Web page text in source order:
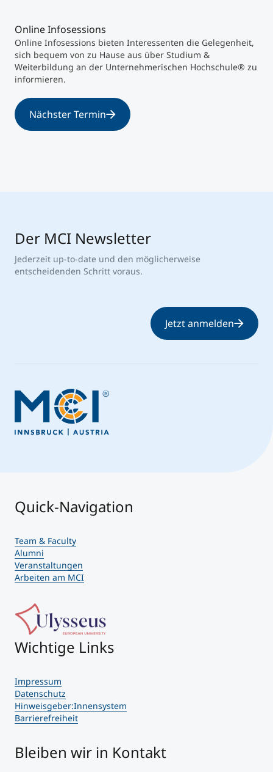
Online Infosessions
Online Infosessions bieten Interessenten die Gelegenheit,
sich bequem von zu Hause aus über Studium &
Weiterbildung an der Unternehmerischen Hochschule® zu
informieren.
Nächster Termin
Der MCI Newsletter
Jederzeit up-to-date und den möglicherweise
entscheidenden Schritt voraus.
Jetzt anmelden
Quick-Navigation
Team & Faculty
Alumni
Veranstaltungen
Arbeiten am MCI
Wichtige Links
Impressum
Datenschutz
Hinweisgeber:Innensystem
Barrierefreiheit
Bleiben wir in Kontakt